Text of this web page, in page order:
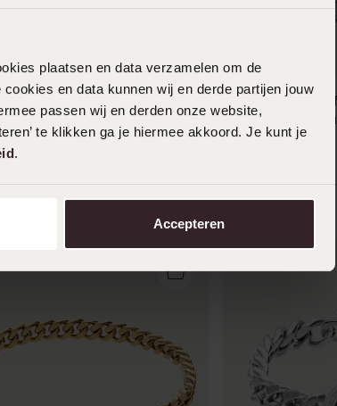
plaatsen en data verzamelen om de
en data kunnen wij en derde partijen jouw
passen wij en derden onze website,
te klikken ga je hiermee akkoord. Je kunt je
.
Accepteren
vergoldet, LION KING
Guess
Edelstahl,